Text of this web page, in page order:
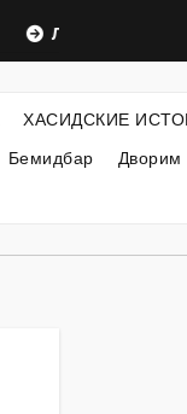
Любавический Ребе
ХАСИДСКИЕ
Бемидбар
Дворим